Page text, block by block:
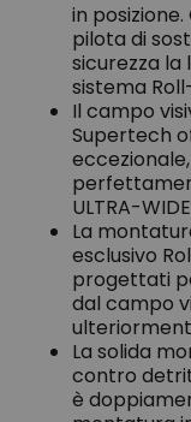
in
pilota di
sicurezza la
sistema
Il campo
Supertech
ULTRA-
La
esclusivo
progettati
dal campo
La solida
contro
è